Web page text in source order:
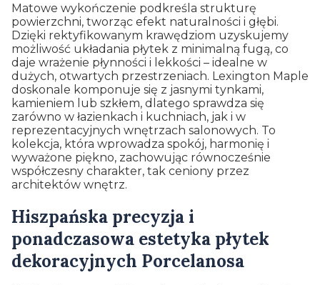
Matowe wykończenie podkreśla strukturę
powierzchni, tworząc efekt naturalności i głębi.
Dzięki rektyfikowanym krawędziom uzyskujemy
możliwość układania płytek z minimalną fugą, co
daje wrażenie płynności i lekkości – idealne w
dużych, otwartych przestrzeniach. Lexington Maple
doskonale komponuje się z jasnymi tynkami,
kamieniem lub szkłem, dlatego sprawdza się
zarówno w łazienkach i kuchniach, jak i w
reprezentacyjnych wnętrzach salonowych. To
kolekcja, która wprowadza spokój, harmonię i
wyważone piękno, zachowując równocześnie
współczesny charakter, tak ceniony przez
architektów wnętrz.
Hiszpańska precyzja i
ponadczasowa estetyka płytek
dekoracyjnych Porcelanosa